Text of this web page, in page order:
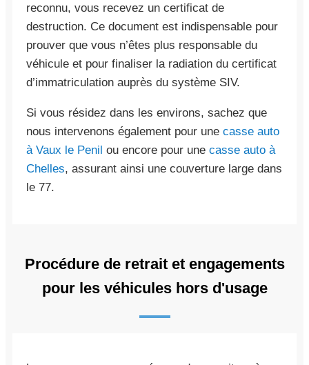
reconnu, vous recevez un certificat de
destruction. Ce document est indispensable pour
prouver que vous n’êtes plus responsable du
véhicule et pour finaliser la radiation du certificat
d’immatriculation auprès du système SIV.
Si vous résidez dans les environs, sachez que
nous intervenons également pour une casse auto
à Vaux le Penil ou encore pour une casse auto à
Chelles, assurant ainsi une couverture large dans
le 77.
Procédure de retrait et engagements
pour les véhicules hors d'usage